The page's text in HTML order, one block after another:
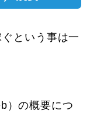
という事は一
）の概要につ